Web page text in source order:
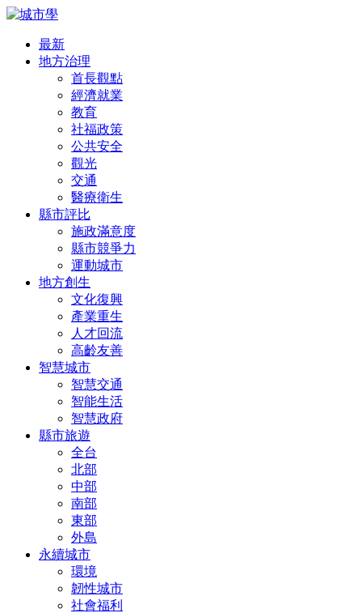
最新
地方治理
首長觀點
經濟就業
教育
社福政策
公共安全
觀光
交通
醫療衛生
縣市評比
施政滿意度
縣市競爭力
運動城市
地方創生
文化復興
產業重生
人才回流
高齡友善
智慧城市
智慧交通
智能生活
智慧政府
縣市旅遊
全台
北部
中部
南部
東部
外島
永續城市
環境
韌性城市
社會福利